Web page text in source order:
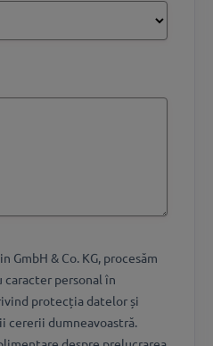
GmbH & Co. KG, procesăm
caracter personal în
protecția datelor și
cererii dumneavoastră.